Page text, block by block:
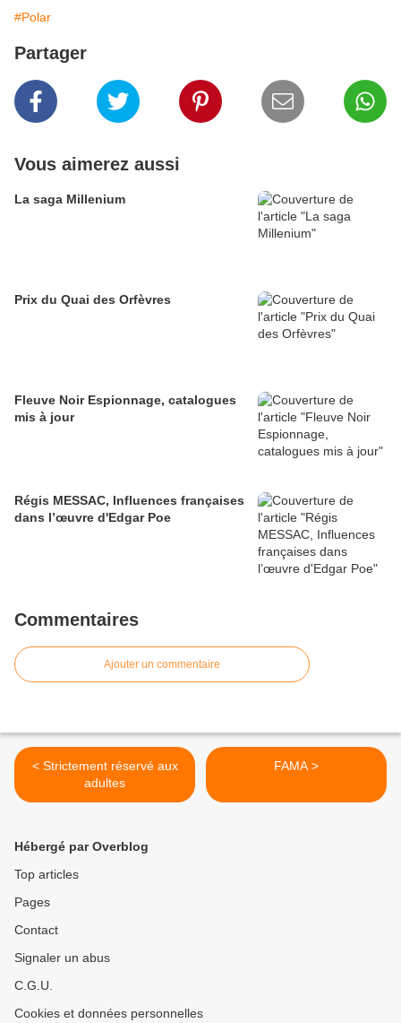
#Polar
Partager
Vous aimerez aussi
La saga Millenium
Prix du Quai des Orfèvres
Fleuve Noir Espionnage, catalogues
mis à jour
Régis MESSAC, Influences françaises
dans l’œuvre d'Edgar Poe
Commentaires
Ajouter un commentaire
< Strictement réservé aux
adultes
FAMA >
Hébergé par Overblog
Top articles
Pages
Contact
Signaler un abus
C.G.U.
Cookies et données personnelles